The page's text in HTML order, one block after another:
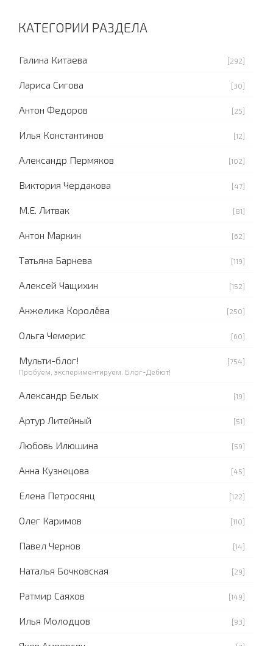
КАТЕГОРИИ РАЗДЕЛА
Галина Китаева [292]
Лариса Сигова [30]
Антон Федоров [25]
Илья Константинов [12]
Александр Пермяков [102]
Виктория Чердакова [47]
М.Е. Литвак [81]
Антон Маркин [62]
Татьяна Барнева [119]
Алексей Чащихин [152]
Анжелика Королёва [250]
Ольга Чемерис [60]
Мульти-блог!
[754]
Пробуем, экспериментируем. Блог-Дебют!
Александр Белых [19]
Артур Литейный [51]
Любовь Илюшина [59]
Анна Кузнецова [45]
Елена Петросянц [122]
Олег Каримов [110]
Павел Чернов [14]
Наталья Бочковская [29]
Ратмир Саяхов [149]
Илья Молодцов [93]